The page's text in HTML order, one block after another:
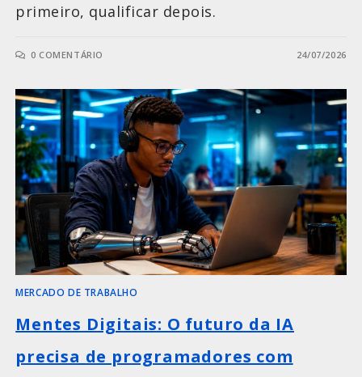
primeiro, qualificar depois.
0 COMENTÁRIO 24/07/2026
MERCADO DE TRABALHO
Mentes Digitais: O futuro da IA
precisa de programadores com